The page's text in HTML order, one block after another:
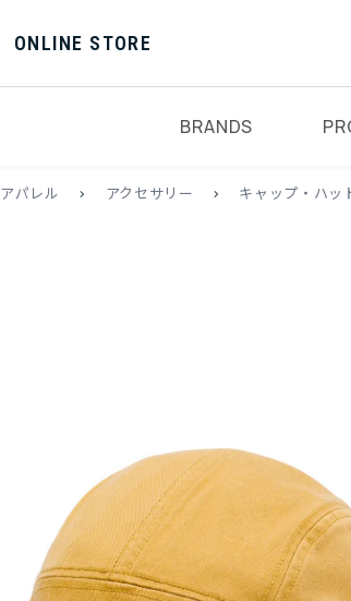
ONLINE STORE
BRANDS
アパレル > アクセサリー >
キャップ・ハッ